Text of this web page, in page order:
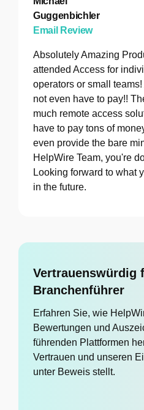
Guggenbichler
Email Review
Absolutely Amazing
attended Access for
operators or small
not even have to pay!!
much remote access
have to pay tons of
even provide the bare
HelpWire Team, you're
Looking forward to what
in the future.
Vertrauenswürdig
Branchenführer
Erfahren Sie, wie
Bewertungen und
führenden Plattformen
Vertrauen und unseren
unter Beweis stellt.